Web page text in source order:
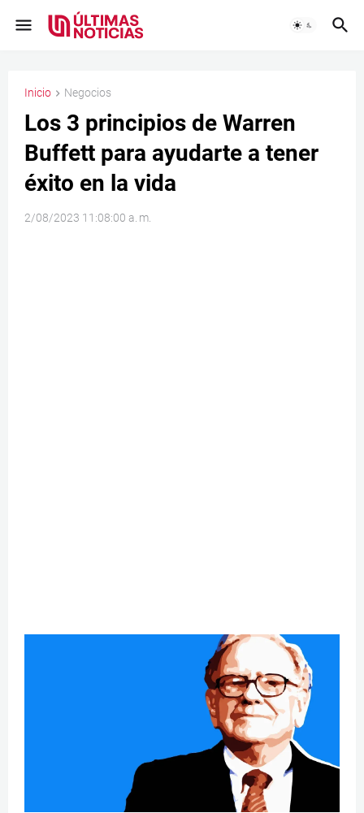
Inicio Negocios
Los 3 principios de Warren
Buffett para ayudarte a tener
éxito en la vida
2/08/2023 11:08:00 a. m.